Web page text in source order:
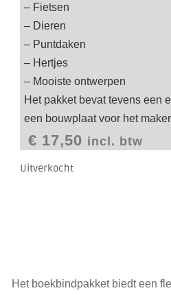
– Fietsen
– Dieren
– Puntdaken
– Hertjes
– Mooiste ontwerpen
Het pakket bevat tevens een
een bouwplaat voor het
€ 17,50 incl. btw
Uitverkocht
Het boekbindpakket biedt een